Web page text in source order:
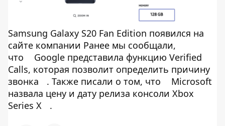
Samsung Galaxy S20 Fan Edition появился на
сайте компании Ранее мы сообщали,
что
Google представила функцию Verified
Calls, которая позволит определить причину
звонка
. Также писали о том, что
Microsoft
назвала цену и дату релиза консоли Xbox
Series X
.